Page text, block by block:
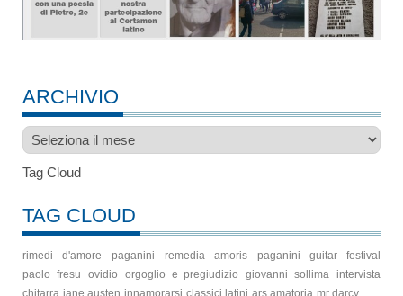
ARCHIVIO
Archivio
Tag Cloud
TAG CLOUD
rimedi d'amore paganini remedia amoris
paganini guitar festival
paolo fresu
ovidio orgoglio e pregiudizio giovanni sollima
intervista
chitarra jane austen innamorarsi classici latini ars amatoria mr darcy